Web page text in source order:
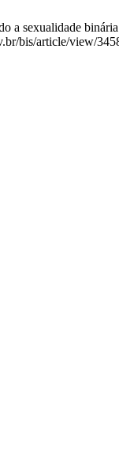
a sexualidade
bis/article/view/